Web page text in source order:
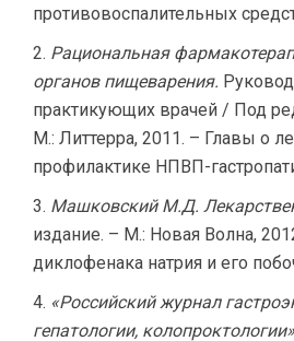
противовоспалительных
Рациональная
органов пищеварения.
практикующих врачей / Под
М.: Литтерра, 2011. – Главы о
профилактике НПВП-
Машковский М.Д.
издание. – М.: Новая Волна,
диклофенака натрия и его
«Российский журнал
гепатологии,